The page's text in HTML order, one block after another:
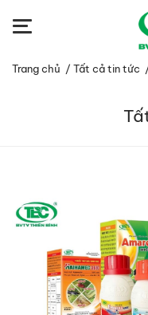
Trang chủ / Tất cả tin tức